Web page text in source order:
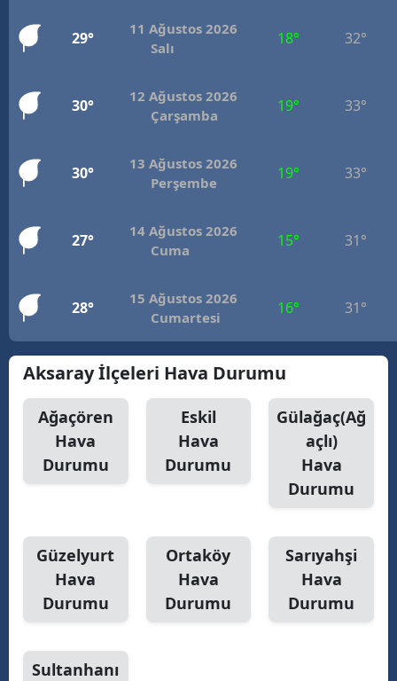
İstanbul
Kars
Kütahya
Malatya
Manisa
Muğla
Nevşehir
29°
11 Ağustos 2026
Salı
18° 32°
30°
12 Ağustos 2026
Çarşamba
19° 33°
30°
13 Ağustos 2026
Perşembe
19° 33°
27°
14 Ağustos 2026
Cuma
15° 31°
28°
15 Ağustos 2026
Cumartesi
16° 31°
Aksaray İlçeleri Hava Durumu
Ağaçören
Hava
Durumu
Eskil
Hava
Durumu
Gülağaç(Ağ
açlı)
Hava
Durumu
Güzelyurt
Hava
Durumu
Ortaköy
Hava
Durumu
Sarıyahşi
Hava
Durumu
Sultanhanı